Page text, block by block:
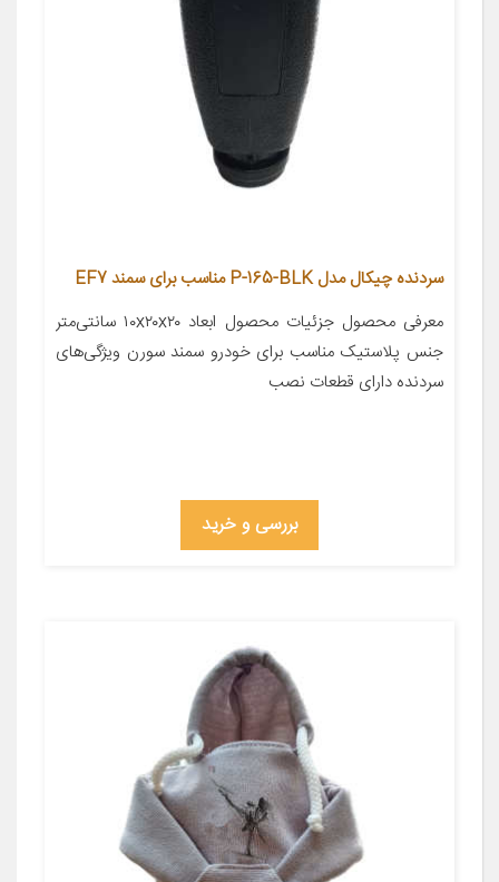
سردنده چیکال مدل P-165-BLK مناسب برای سمند EF7
معرفی محصول جزئیات محصول ابعاد ۱۰x۲۰x۲۰ سانتی‌متر
جنس پلاستیک مناسب برای خودرو سمند سورن ویژگی‌های
سردنده دارای قطعات نصب
بررسی و خرید